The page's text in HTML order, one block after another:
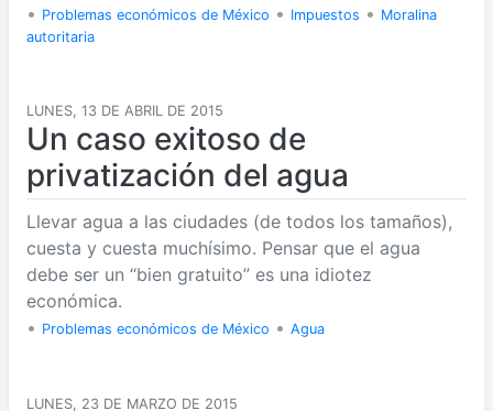
• Problemas económicos de México • Impuestos • Moralina
autoritaria
LUNES, 13 DE ABRIL DE 2015
Un caso exitoso de
privatización del agua
Llevar agua a las ciudades (de todos los tamaños),
cuesta y cuesta muchísimo. Pensar que el agua
debe ser un “bien gratuito” es una idiotez
económica.
• Problemas económicos de México • Agua
LUNES, 23 DE MARZO DE 2015